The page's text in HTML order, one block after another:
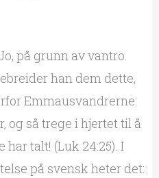
på grunn av vantro.
han dem dette,
Emmausvandrerne:
og så trege i hjertet til å
talt! (Luk 24:25). I
på svensk heter det: